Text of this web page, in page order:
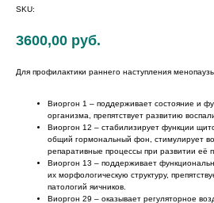
SKU:
3600,00 руб.
Для профилактики раннего наступления
Виоргон 1 – поддерживает состояние и
организма, препятствует развитию
Виоргон 12 – стабилизирует функции
общий гормональный фон, стимулирует
репаративные процессы при развитии её
Виоргон 13 – поддерживает
их морфологическую структуру,
патологий яичников.
Виоргон 29 – оказывает регуляторное